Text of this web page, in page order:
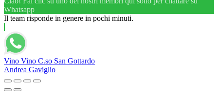
Whatsapp
Il team risponde in genere in pochi minuti.
Vino Vino C.so San Gottardo
Andrea Gaviglio